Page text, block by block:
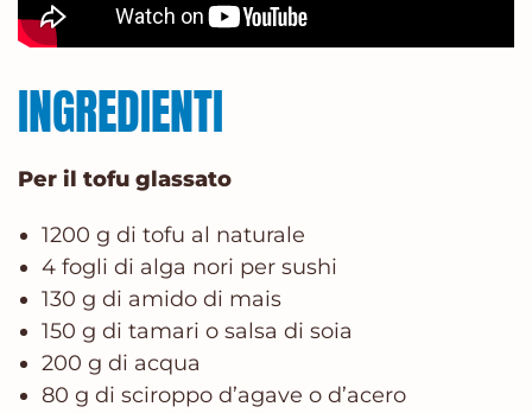
INGREDIENTI
Per il tofu glassato
1200 g di tofu al naturale
4 fogli di alga nori per sushi
130 g di amido di mais
150 g di tamari o salsa di soia
200 g di acqua
80 g di sciroppo d’agave o d’acero